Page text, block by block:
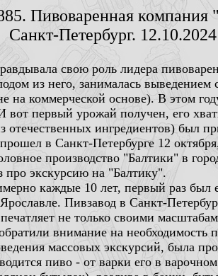
Пивоваренная компания
Санкт-Петербург. 12.10.2024
свою роль лидера
из него, занималась
на коммерческой основе). В этом
первый урожай получен, его
отечественных ингредиентов) был
в Санкт-Петербурге 12
производство "Балтики" в
про экскурсию на "Балтику".
каждые 10 лет, первый раз
Пивзавод в Санкт-
не только своими
внимание на необходимость
массовых экскурсий, была
пиво - от варки его в